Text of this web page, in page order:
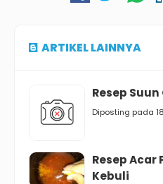
ARTIKEL LAINNYA
Resep
Diposting pada
Resep Acar
Kebuli